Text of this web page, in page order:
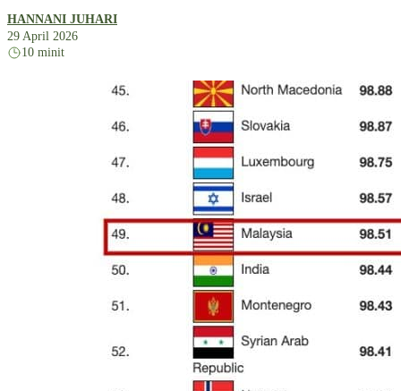
HANNANI JUHARI
29 April 2026
10 minit